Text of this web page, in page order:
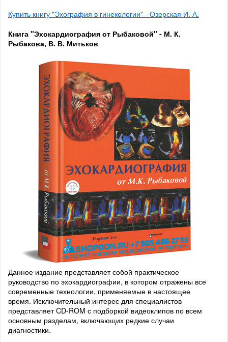
Купить книгу "Эхография в гинекологии" - Озерская И. А.
Книга "Эхокардиография от Рыбаковой" - М. К.
Рыбакова, В. В. Митьков
Данное издание представляет собой практическое
руководство по эхокардиографии, в котором отражены все
современные технологии, применяемые в настоящее
время. Исключительный интерес для специалистов
представляет CD-ROM с подборкой видеоклипов по всем
основным разделам, включающих редкие случаи
диагностики.